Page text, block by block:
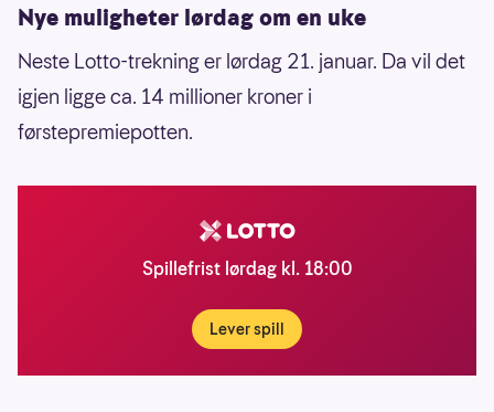
Nye muligheter lørdag om en uke
Neste Lotto-trekning er lørdag 21. januar. Da vil det
igjen ligge ca. 14 millioner kroner i
førstepremiepotten.
Spillefrist lørdag kl. 18:00
Lever spill